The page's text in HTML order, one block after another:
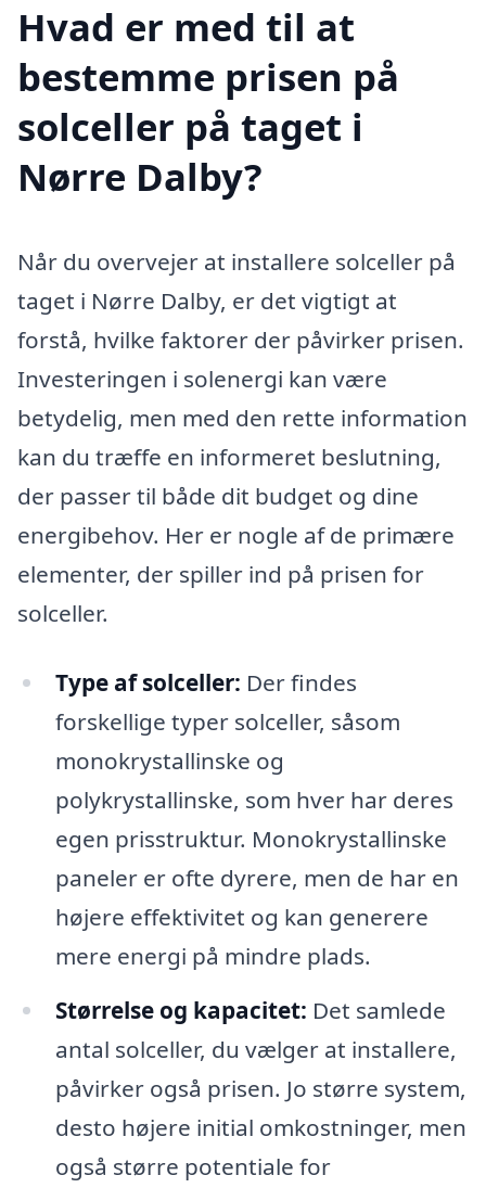
Hvad er med til at
bestemme prisen på
solceller på taget i
Nørre Dalby?
Når du overvejer at installere solceller på
taget i Nørre Dalby, er det vigtigt at
forstå, hvilke faktorer der påvirker prisen.
Investeringen i solenergi kan være
betydelig, men med den rette information
kan du træffe en informeret beslutning,
der passer til både dit budget og dine
energibehov. Her er nogle af de primære
elementer, der spiller ind på prisen for
solceller.
Type af solceller: Der findes
forskellige typer solceller, såsom
monokrystallinske og
polykrystallinske, som hver har deres
egen prisstruktur. Monokrystallinske
paneler er ofte dyrere, men de har en
højere effektivitet og kan generere
mere energi på mindre plads.
Størrelse og kapacitet: Det samlede
antal solceller, du vælger at installere,
påvirker også prisen. Jo større system,
desto højere initial omkostninger, men
også større potentiale for